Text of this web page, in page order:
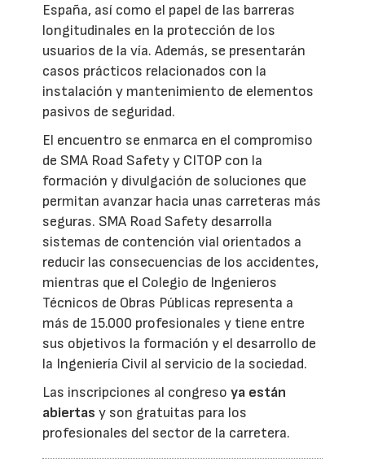
España, así como el papel de las barreras
longitudinales en la protección de los
usuarios de la vía. Además, se presentarán
casos prácticos relacionados con la
instalación y mantenimiento de elementos
pasivos de seguridad.
El encuentro se enmarca en el compromiso
de SMA Road Safety y CITOP con la
formación y divulgación de soluciones que
permitan avanzar hacia unas carreteras más
seguras. SMA Road Safety desarrolla
sistemas de contención vial orientados a
reducir las consecuencias de los accidentes,
mientras que el Colegio de Ingenieros
Técnicos de Obras Públicas representa a
más de 15.000 profesionales y tiene entre
sus objetivos la formación y el desarrollo de
la Ingeniería Civil al servicio de la sociedad.
Las inscripciones al congresoya están
abiertas y son gratuitas para los
profesionales del sector de la carretera.